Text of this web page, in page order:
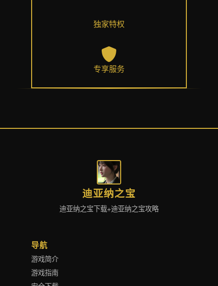
独家特权
专享服务
迪亚纳之宝
迪亚纳之宝下载+迪亚纳之宝攻略
导航
游戏简介
游戏指南